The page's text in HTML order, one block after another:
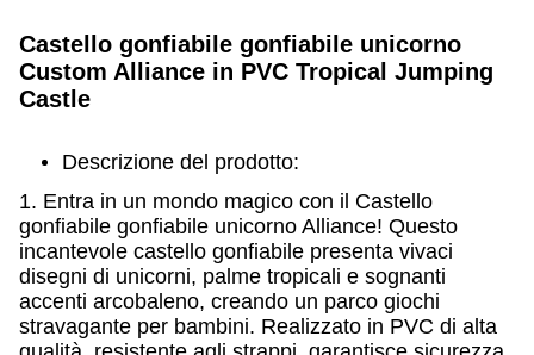
Castello gonfiabile gonfiabile unicorno
Custom Alliance in PVC Tropical Jumping
Castle
Descrizione del prodotto:
1. Entra in un mondo magico con il Castello
gonfiabile gonfiabile unicorno Alliance! Questo
incantevole castello gonfiabile presenta vivaci
disegni di unicorni, palme tropicali e sognanti
accenti arcobaleno, creando un parco giochi
stravagante per bambini. Realizzato in PVC di alta